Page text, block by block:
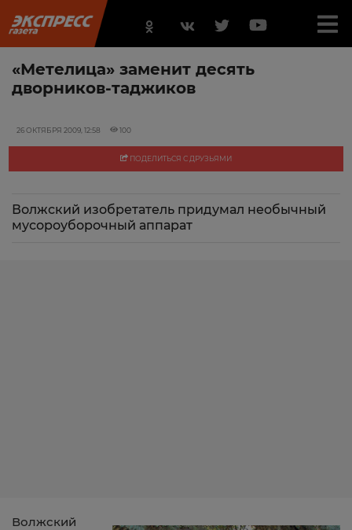
«Метелица» заменит десять
дворников-таджиков
26 ОКТЯБРЯ 2009, 12:58 100
ПОДЕЛИТЬСЯ С ДРУЗЬЯМИ
Волжский изобретатель придумал необычный
мусороуборочный аппарат
Волжский